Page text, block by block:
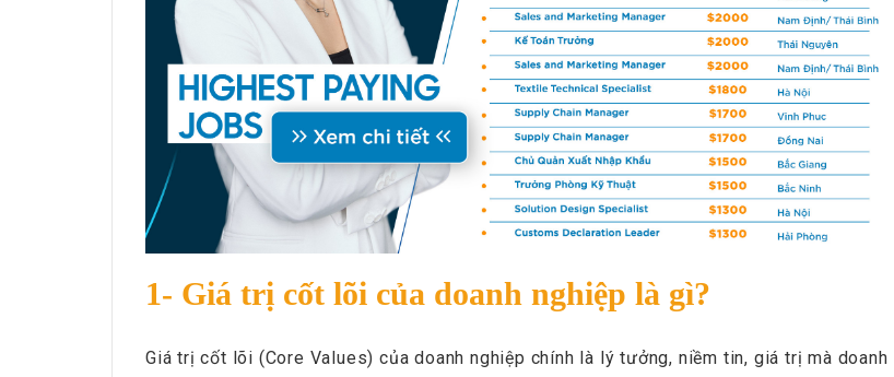
1- Giá trị cốt lõi của doanh nghiệp là gì?
Giá trị cốt lõi (Core Values) của doanh nghiệp chính là lý tưởng, niềm tin, giá trị mà doanh